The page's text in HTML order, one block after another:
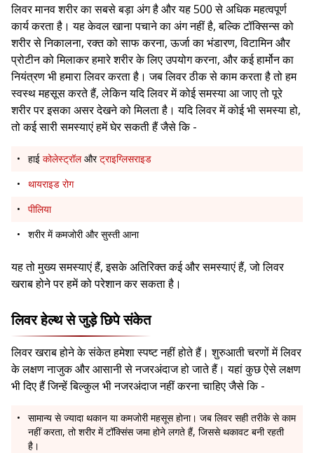
लिवर मानव शरीर का सबसे बड़ा अंग है और यह 500 से अधिक महत्वपूर्ण
कार्य करता है। यह केवल खाना पचाने का अंग नहीं है, बल्कि टॉक्सिन्स को
शरीर से निकालना, रक्त को साफ करना, ऊर्जा का भंडारण, विटामिन और
प्रोटीन को मिलाकर हमारे शरीर के लिए उपयोग करना, और कई हार्मोन का
नियंत्रण भी हमारा लिवर करता है। जब लिवर ठीक से काम करता है तो हम
स्वस्थ महसूस करते हैं, लेकिन यदि लिवर में कोई समस्या आ जाए तो पूरे
शरीर पर इसका असर देखने को मिलता है। यदि लिवर में कोई भी समस्या हो,
तो कई सारी समस्याएं हमें घेर सकती हैं जैसे कि -
हाई कोलेस्ट्रॉलऔरट्राइग्लिसराइड
थायराइड रोग
पीलिया
शरीर में कमजोरी और सुस्ती आना
यह तो मुख्य समस्याएं हैं, इसके अतिरिक्त कई और समस्याएं हैं, जो लिवर
खराब होने पर हमें को परेशान कर सकता है।
लिवर हेल्थ से जुड़े छिपे संकेत
लिवर खराब होने के संकेत हमेशा स्पष्ट नहीं होते हैं। शुरुआती चरणों में लिवर
के लक्षण नाजुक और आसानी से नजरअंदाज हो जाते हैं। यहां कुछ ऐसे लक्षण
भी दिए हैं जिन्हें बिल्कुल भी नजरअंदाज नहीं करना चाहिए जैसे कि -
सामान्य से ज्यादा थकान या कमजोरी महसूस होना। जब लिवर सही तरीके से काम
नहीं करता, तो शरीर में टॉक्सिंस जमा होने लगते हैं, जिससे थकावट बनी रहती
है।